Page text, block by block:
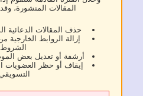
المقالات المنشورة، وقد يترتب
حذف المقالات الدعائية المخالفة
إزالة الروابط الخارجية من
الشروط الجديدة.
أرشفة أو تعديل بعض الموضوعات
إيقاف أو حظر العضويات التي
التسويقي المخالف.